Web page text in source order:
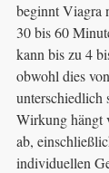
beginnt Viagra
30 bis 60
kann bis zu 4
obwohl dies
unterschiedlich
Wirkung hängt
ab,
individuellen